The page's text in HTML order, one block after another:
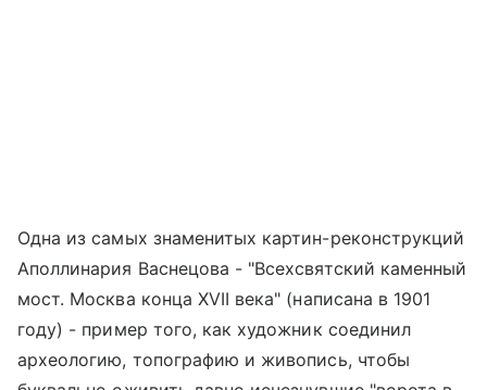
Одна из самых знаменитых картин-реконструкций
Аполлинария Васнецова - "Всехсвятский каменный
мост. Москва конца XVII века" (написана в 1901
году) - пример того, как художник соединил
археологию, топографию и живопись, чтобы